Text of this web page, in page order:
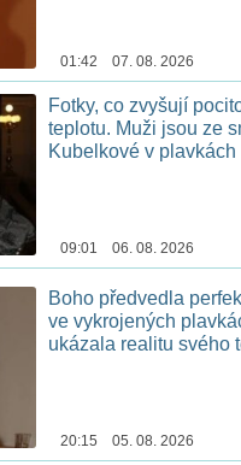
01:42 07. 08. 2026
Fotky, co zvyšují
teplotu. Muži jsou ze
Kubelkové v
09:01 06. 08. 2026
Boho předvedla
ve vykrojených
ukázala realitu svého
20:15 05. 08. 2026